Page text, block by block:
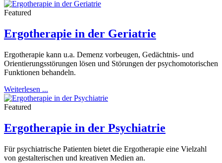
Featured
Ergotherapie in der Geriatrie
Ergotherapie kann u.a. Demenz vorbeugen, Gedächtnis- und
Orientierungsstörungen lösen und Störungen der psychomotorischen
Funktionen behandeln.
Weiterlesen ...
Featured
Ergotherapie in der Psychiatrie
Für psychiatrische Patienten bietet die Ergotherapie eine Vielzahl
von gestalterischen und kreativen Medien an.